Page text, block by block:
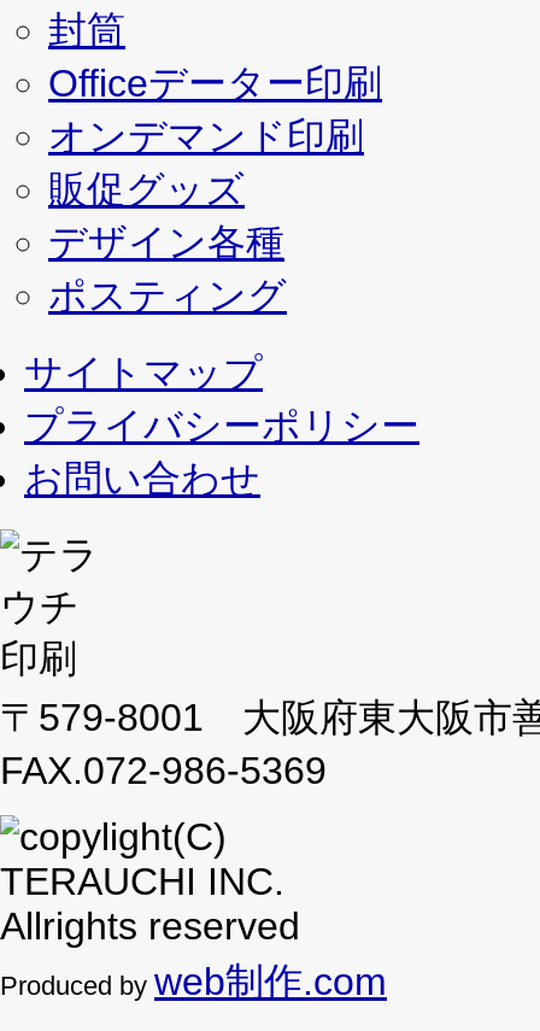
封筒
Officeデーター印刷
オンデマンド印刷
販促グッズ
デザイン各種
ポスティング
サイトマップ
プライバシーポリシー
お問い合わせ
〒579-8001 大阪府東大阪市
FAX.072-986-5369
Produced by web制作.com